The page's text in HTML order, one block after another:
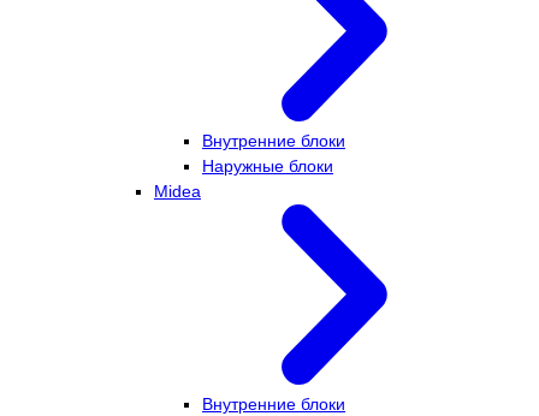
Внутренние блоки
Наружные блоки
Midea
Внутренние блоки